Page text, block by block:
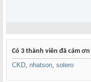
Có 3 thành viên đã cám ơn
CKD, nhatson, solero